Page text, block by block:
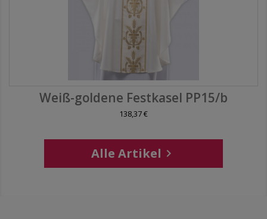
Weiß-goldene Festkasel PP15/b
138,37 €
Alle Artikel 